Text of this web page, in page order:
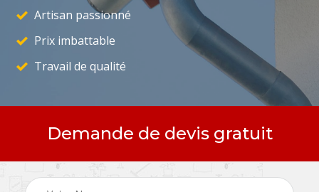
Artisan passionné
Prix imbattable
Travail de qualité
Demande de devis gratuit